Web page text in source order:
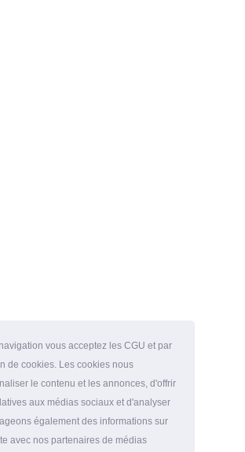
vous acceptez les CGU et par
de cookies. Les cookies nous
le contenu et les annonces, d'offrir
aux médias sociaux et d'analyser
également des informations sur
avec nos partenaires de médias